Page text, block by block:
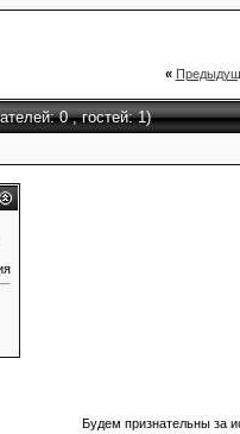
«
0 , гостей: 1)
Будем признательны за